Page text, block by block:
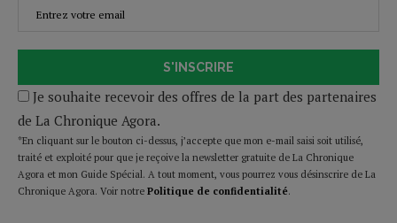
S'INSCRIRE
Je souhaite recevoir des offres de la part des partenaires
de La Chronique Agora.
*En cliquant sur le bouton ci-dessus, j’accepte que mon e-mail saisi soit utilisé,
traité et exploité pour que je reçoive la newsletter gratuite de La Chronique
Agora et mon Guide Spécial. A tout moment, vous pourrez vous désinscrire de La
Chronique Agora. Voir notre Politique de confidentialité.